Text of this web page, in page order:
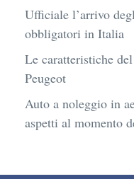
Ufficiale l’arrivo
obbligatori in Italia
Le caratteristiche
Peugeot
Auto a noleggio in
aspetti al momento